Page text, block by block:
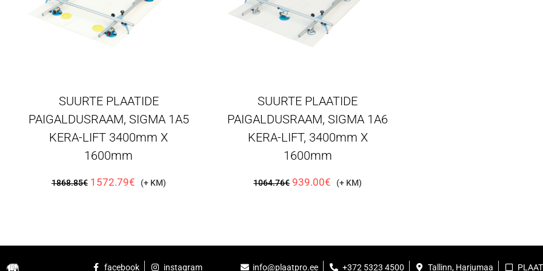
SUURTE PLAATIDE
PAIGALDUSRAAM, SIGMA 1A5
KERA-LIFT 3400mm X
1600mm
1868.85€ 1572.79€ (+ KM)
SUURTE PLAATIDE
PAIGALDUSRAAM, SIGMA 1A6
KERA-LIFT, 3400mm X
1600mm
1064.76€ 939.00€ (+ KM)
facebook instagram info@plaatpro.ee +372 5323 4500 Tallinn, Harjumaa